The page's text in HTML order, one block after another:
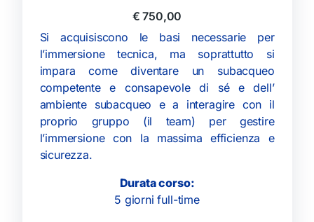
€ 750,00
Si acquisiscono le basi necessarie per
l’immersione tecnica, ma soprattutto si
impara come diventare un subacqueo
competente e consapevole di sé e dell’
ambiente subacqueo e a interagire con il
proprio gruppo (il team) per gestire
l’immersione con la massima efficienza e
sicurezza.
Durata corso:
5 giorni full-time